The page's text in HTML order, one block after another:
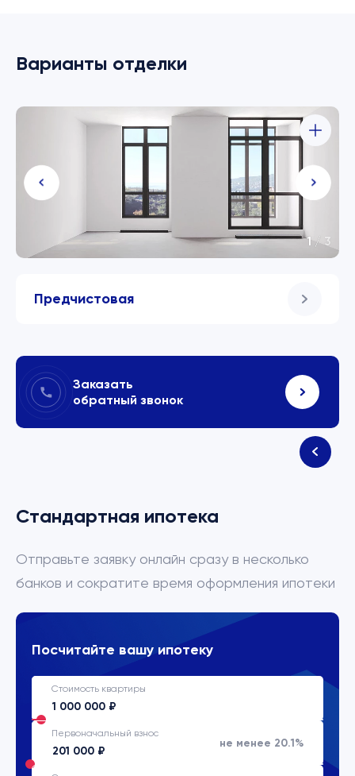
Варианты отделки
Предчистовая
1 /3
Заказать
обратный звонок
Стандартная ипотека
Отправьте заявку онлайн сразу в несколько
банков и сократите время оформления ипотеки
Посчитайте вашу ипотеку
Стоимость квартиры
Первоначальный взнос
не менее 20.1%